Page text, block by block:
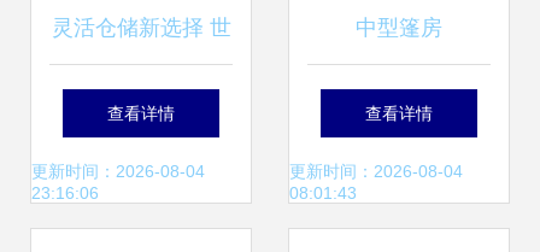
灵活仓储新选择 世
博源头工厂篷房定
制方案解析
查看详情
更新时间：2026-08-04
23:16:06
中型篷房
查看详情
更新时间：2026-08-04
08:01:43